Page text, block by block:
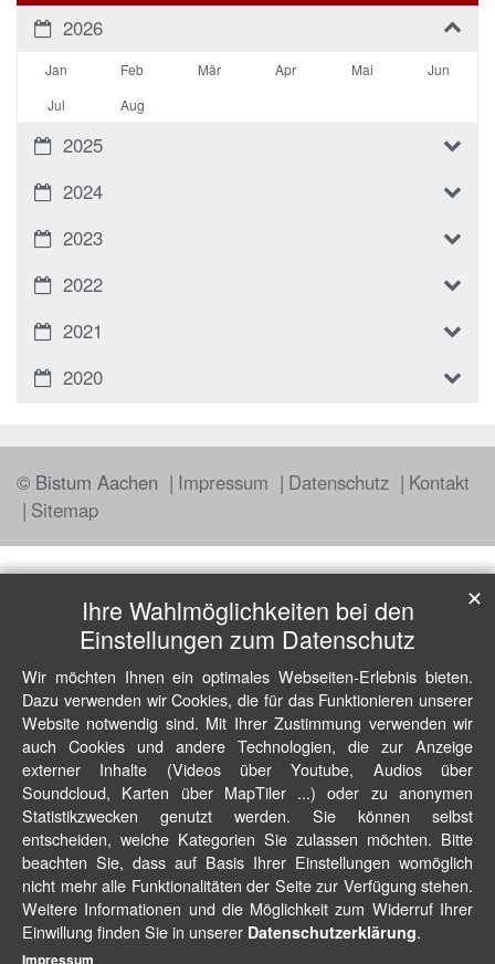
2026
Jan Feb Mär Apr Mai
Jun
Jul
Aug
2025
2024
2023
2022
2021
2020
© Bistum Aachen Impressum Datenschutz
Kontakt
Sitemap
Ihre Wahlmöglichkeiten bei den
Einstellungen zum Datenschutz
Wir möchten Ihnen ein optimales Webseiten-Erlebnis bieten.
Dazu verwenden wir Cookies, die für das Funktionieren unserer
Website notwendig sind. Mit Ihrer Zustimmung verwenden wir
auch Cookies und andere Technologien, die zur Anzeige
externer Inhalte (Videos über Youtube, Audios über
Soundcloud, Karten über MapTiler ...) oder zu anonymen
Statistikzwecken genutzt werden. Sie können selbst
entscheiden, welche Kategorien Sie zulassen möchten. Bitte
beachten Sie, dass auf Basis Ihrer Einstellungen womöglich
nicht mehr alle Funktionalitäten der Seite zur Verfügung stehen.
Weitere Informationen und die Möglichkeit zum Widerruf Ihrer
Einwillung finden Sie in unserer Datenschutzerklärung.
✕
Impressum